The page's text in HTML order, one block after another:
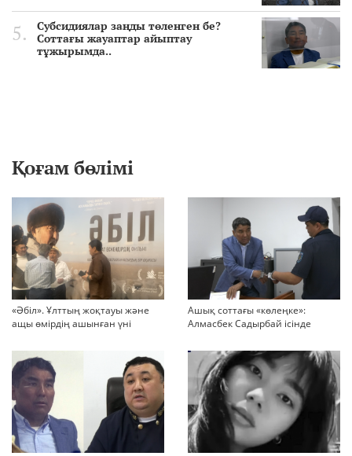
Субсидиялар заңды төленген бе?
Соттағы жауаптар айыптау
тұжырымда..
Қоғам бөлімі
«Әбіл». Ұлттың жоқтауы және
ащы өмірдің ашынған үні
Ашық соттағы «көлеңке»:
Алмасбек Садырбай ісінде
көбейіп барады